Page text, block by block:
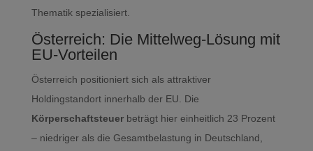
Thematik spezialisiert.
Österreich: Die Mittelweg-Lösung mit
EU-Vorteilen
Österreich positioniert sich als attraktiver
Holdingstandort innerhalb der EU. Die
Körperschaftsteuerbeträgt hier einheitlich 23 Prozent
– niedriger als die Gesamtbelastung in Deutschland,